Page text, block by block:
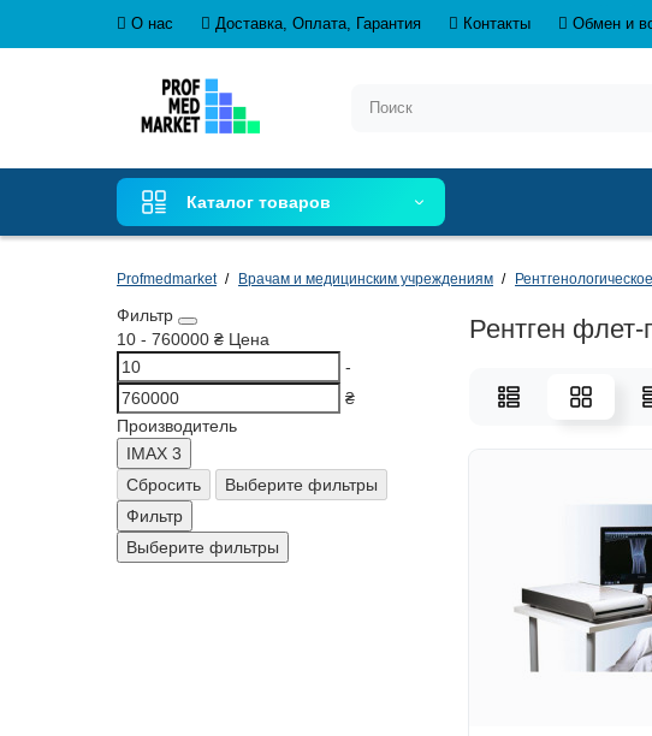
О нас Доставка, Оплата, Гарантия Контакты Обмен и
Каталог товаров
Profmedmarket Врачам и медицинским учреждениям
Фильтр
10 - 760000 ₴ Цена
-
₴
Производитель
IMAX 3
Сбросить
Выберите фильтры
Фильтр
Выберите фильтры
Рентген